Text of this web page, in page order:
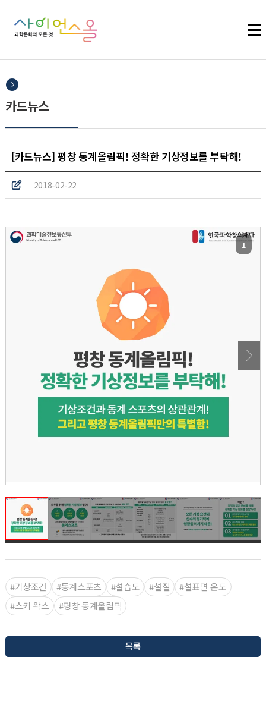
카드뉴스
[카드뉴스] 평창 동계올림픽! 정확한 기상정보를 부탁해!
2018-02-22
1
#기상조건 #동계스포츠 #설습도 #설질
#설표면 온도
#스키 왁스
#평창 동계올림픽
목록